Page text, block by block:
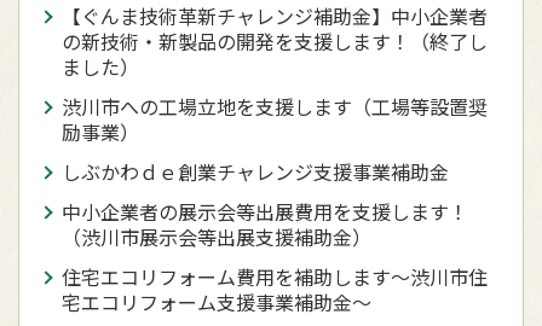
【ぐんま技術革新チャレンジ補助金】中小企業者
の新技術・新製品の開発を支援します！（終了し
ました）
渋川市への工場立地を支援します（工場等設置奨
励事業）
しぶかわｄｅ創業チャレンジ支援事業補助金
中小企業者の展示会等出展費用を支援します！
（渋川市展示会等出展支援補助金）
住宅エコリフォーム費用を補助します～渋川市住
宅エコリフォーム支援事業補助金～